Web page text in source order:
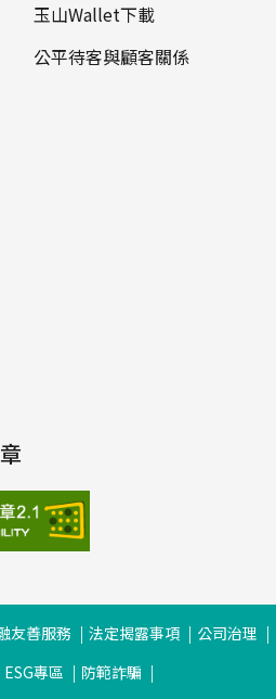
玉山Wallet下載
公平待客與顧客關係
友善服務 法定揭露事項
公司治理
ESG專區 防範詐騙